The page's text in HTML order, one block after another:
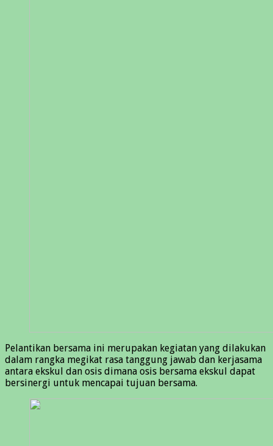
Pelantikan bersama ini merupakan kegiatan yang dilakukan
dalam rangka megikat rasa tanggung jawab dan kerjasama
antara ekskul dan osis dimana osis bersama ekskul dapat
bersinergi untuk mencapai tujuan bersama.